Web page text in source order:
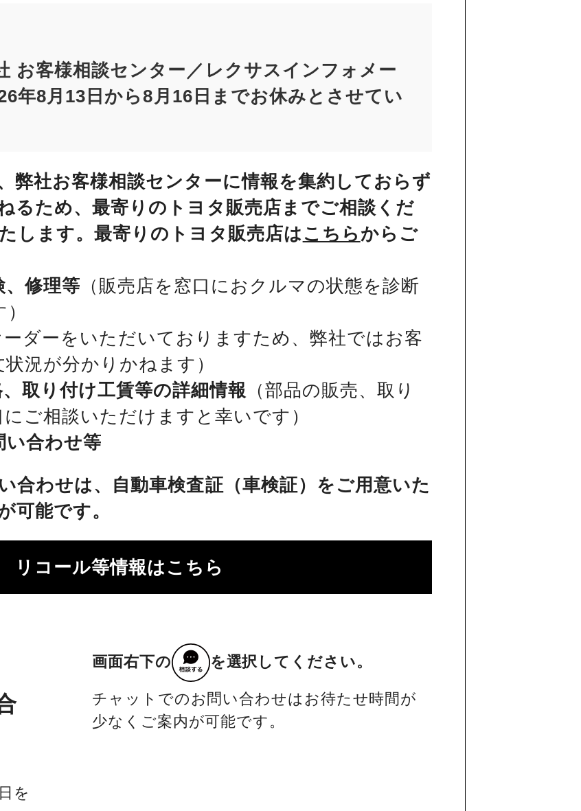
お客様相談センター／レクサスインフォメー
年8月13日から8月16日までお休みとさせてい
弊社お客様相談センターに情報を集約しておらず
るため、最寄りのトヨタ販売店までご相談くだ
します。最寄りのトヨタ販売店は こちら からご
、修理等 （販売店を窓口におクルマの状態を診断
ーダーをいただいておりますため、弊社ではお客
況が分かりかねます）
取り付け工賃等の詳細情報
（部品の販売、取り
ご相談いただけますと幸いです）
い合わせ等
合わせは、自動車検査証（車検証）をご用意いた
可能です。
リコール等情報はこちら
を
画面右下の を選択してください。
チャットでのお問い合わせはお待たせ時間が
少なくご案内が可能です。